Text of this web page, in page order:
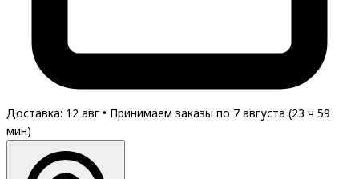
Доставка: 12 авг • Принимаем заказы по 7 августа (23 ч 59
мин)